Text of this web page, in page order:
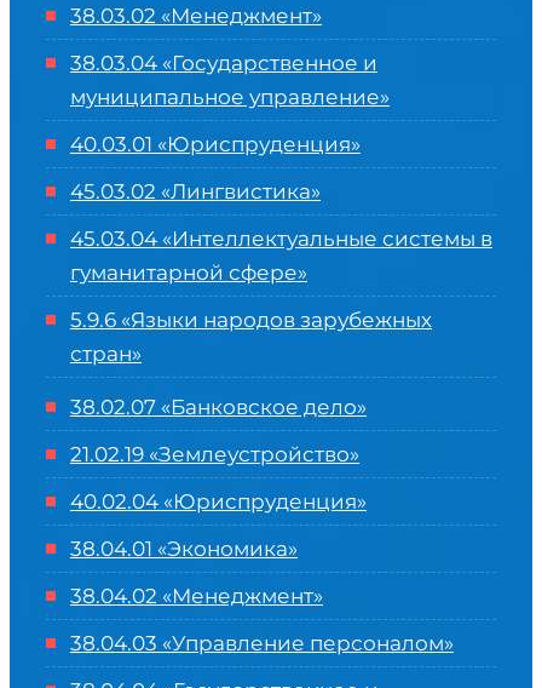
38.03.02 «Менеджмент»
38.03.04 «Государственное и
муниципальное управление»
40.03.01 «Юриспруденция»
45.03.02 «Лингвистика»
45.03.04 «Интеллектуальные системы в
гуманитарной сфере»
5.9.6 «Языки народов зарубежных
стран»
38.02.07 «Банковское дело»
21.02.19 «Землеустройство»
40.02.04 «Юриспруденция»
38.04.01 «Экономика»
38.04.02 «Менеджмент»
38.04.03 «Управление персоналом»